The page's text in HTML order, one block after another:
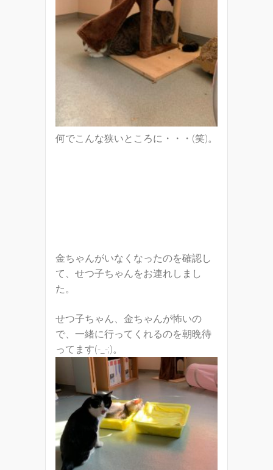
何でこんな狭いところに・・・(笑)。
金ちゃんがいなくなったのを確認し
て、せつ子ちゃんをお連れしまし
た。
せつ子ちゃん、金ちゃんが怖いの
で、一緒に行ってくれるのを朝晩待
ってます(-_-;)。